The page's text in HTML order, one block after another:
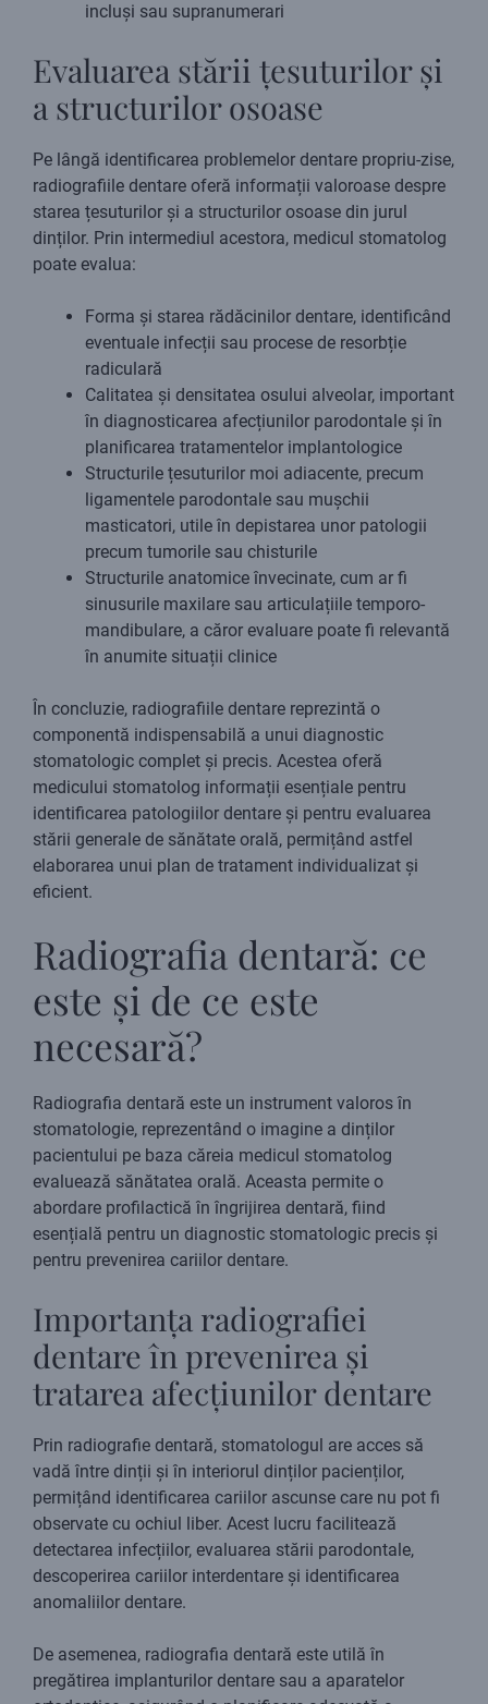
incluși sau supranumerari
Evaluarea stării țesuturilor și
a structurilor osoase
Pe lângă identificarea problemelor dentare propriu-zise,
radiografiile dentare oferă informații valoroase despre
starea țesuturilor și a structurilor osoase din jurul
dinților. Prin intermediul acestora, medicul stomatolog
poate evalua:
Forma și starea rădăcinilor dentare, identificând
eventuale infecții sau procese de resorbție
radiculară
Calitatea și densitatea osului alveolar, important
în diagnosticarea afecțiunilor parodontale și în
planificarea tratamentelor implantologice
Structurile țesuturilor moi adiacente, precum
ligamentele parodontale sau mușchii
masticatori, utile în depistarea unor patologii
precum tumorile sau chisturile
Structurile anatomice învecinate, cum ar fi
sinusurile maxilare sau articulațiile temporo-
mandibulare, a căror evaluare poate fi relevantă
în anumite situații clinice
În concluzie, radiografiile dentare reprezintă o
componentă indispensabilă a unui diagnostic
stomatologic complet și precis. Acestea oferă
medicului stomatolog informații esențiale pentru
identificarea patologiilor dentare și pentru evaluarea
stării generale de sănătate orală, permițând astfel
elaborarea unui plan de tratament individualizat și
eficient.
Radiografia dentară: ce
este și de ce este
necesară?
Radiografia dentară este un instrument valoros în
stomatologie, reprezentând o imagine a dinților
pacientului pe baza căreia medicul stomatolog
evaluează sănătatea orală. Aceasta permite o
abordare profilactică în îngrijirea dentară, fiind
esențială pentru un diagnostic stomatologic precis și
pentru prevenirea cariilor dentare.
Importanța radiografiei
dentare în prevenirea și
tratarea afecțiunilor dentare
Prin radiografie dentară, stomatologul are acces să
vadă între dinții și în interiorul dinților pacienților,
permițând identificarea cariilor ascunse care nu pot fi
observate cu ochiul liber. Acest lucru facilitează
detectarea infecțiilor, evaluarea stării parodontale,
descoperirea cariilor interdentare și identificarea
anomaliilor dentare.
De asemenea, radiografia dentară este utilă în
pregătirea implanturilor dentare sau a aparatelor